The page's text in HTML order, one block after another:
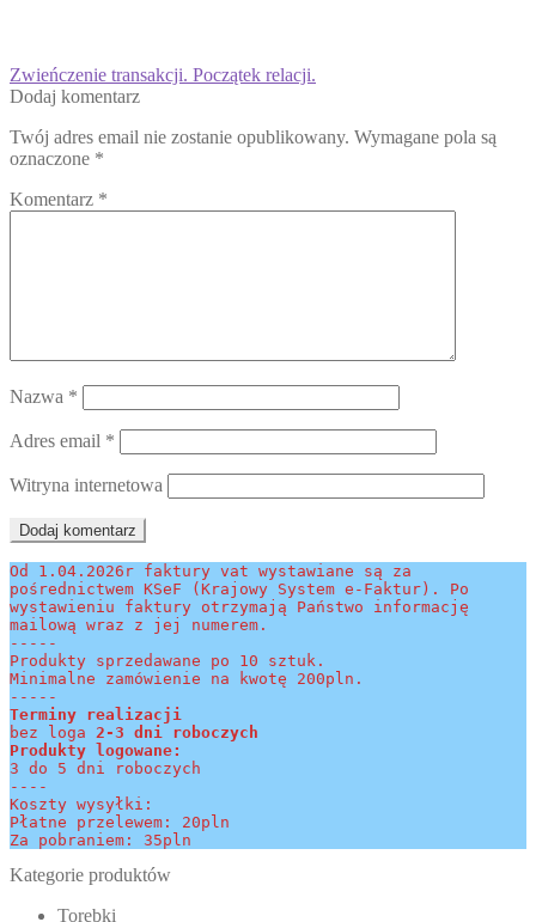
Nawigacja
wpisu
Poprzedni
wpis:
Zwieńczenie transakcji. Początek relacji.
Dodaj komentarz
Twój adres email nie zostanie opublikowany. Wymagane pola są
oznaczone *
Komentarz *
Nazwa *
Adres email *
Witryna internetowa
Od 1.04.2026r faktury vat wystawiane są za
pośrednictwem KSeF (Krajowy System e-Faktur). Po
wystawieniu faktury otrzymają Państwo informację
mailową wraz z jej numerem.
-----
Produkty sprzedawane po 10 sztuk.
Minimalne zamówienie na kwotę 200pln.
-----
Terminy realizacji
bez loga 2-3 dni roboczych
Produkty logowane:
3 do 5 dni roboczych
----
Koszty wysyłki:
Płatne przelewem: 20pln
Za pobraniem: 35pln
Kategorie produktów
Torebki